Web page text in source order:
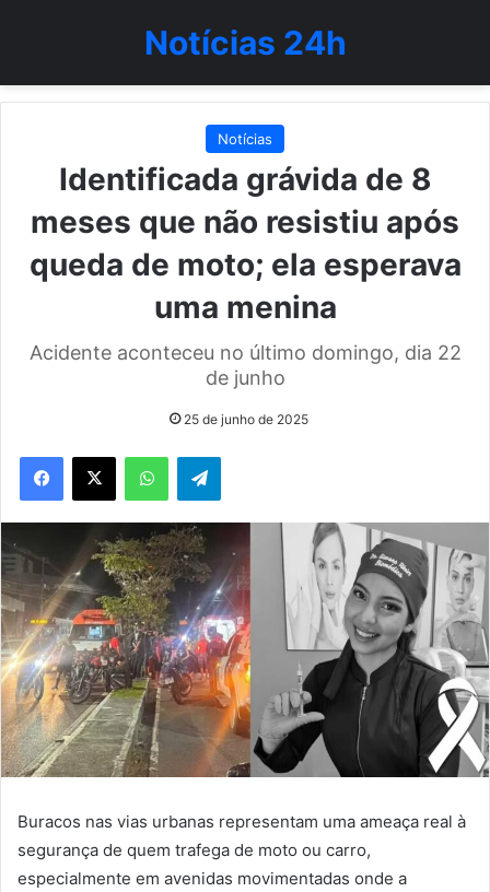
Notícias 24h
Notícias
Identificada grávida de 8
meses que não resistiu após
queda de moto; ela esperava
uma menina
Acidente aconteceu no último domingo, dia 22
de junho
25 de junho de 2025
WhatsAppTelegram
Buracos nas vias urbanas representam uma ameaça real à
segurança de quem trafega de moto ou carro,
especialmente em avenidas movimentadas onde a